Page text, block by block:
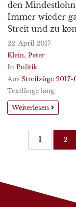
den
Immer wieder
Streit und zu
22. April 2017
Klein, Peter
In Politik
Aus Streifzüge 2017-
Textlänge lang
Weiterlesen
1 2